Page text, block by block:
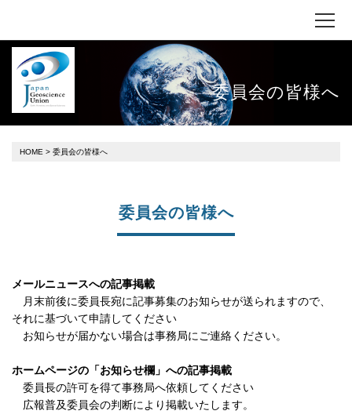
委員会の皆様へ
HOME > 委員会の皆様へ
委員会の皆様へ
メールニュースへの記事掲載
月末前後に委員長宛に記事募集のお知らせが送られますので、
それに基づいて申請してください
お知らせが届かない場合は事務局にご連絡ください。
ホームページの「お知らせ欄」への記事掲載
委員長の許可を得て事務局へ依頼してください
広報普及委員会の判断により掲載いたします。